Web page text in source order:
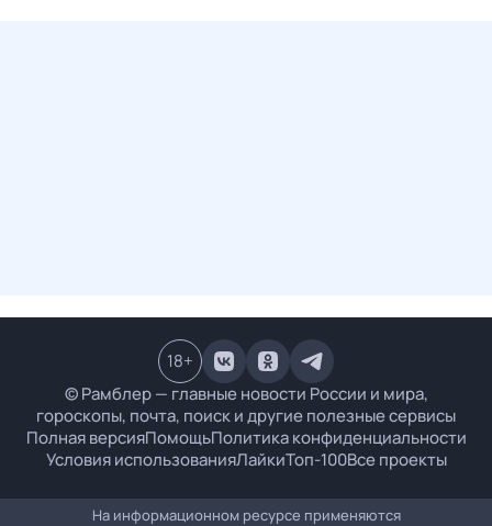
© Рамблер — главные новости России и мира,
гороскопы, почта, поиск и другие полезные сервисы
Полная версияПомощьПолитика конфиденциальности
Условия использованияЛайкиТоп-100Все проекты
18+
На информационном ресурсе применяются